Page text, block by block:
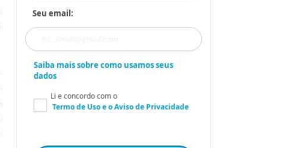
Seu email:
Saiba mais sobre como usamos seus
dados
Li e concordo com o
Termo de Usoe oAviso de Privacidade